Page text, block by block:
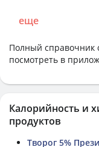
еще
Полный справочник
посмотреть в
Калорийность и
продуктов
Творог 5%